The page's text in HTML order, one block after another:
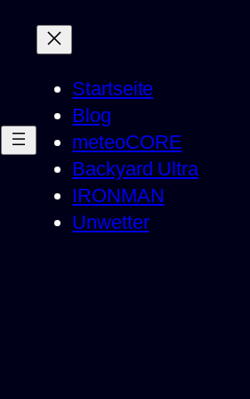
Startseite
Blog
meteoCORE
Backyard Ultra
IRONMAN
Unwetter